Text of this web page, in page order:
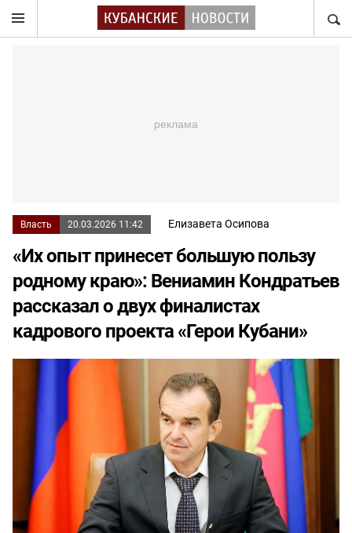
Власть 20.03.2026 11:42 Елизавета Осипова
«Их опыт принесет большую пользу
родному краю»: Вениамин Кондратьев
рассказал о двух финалистах
кадрового проекта «Герои Кубани»